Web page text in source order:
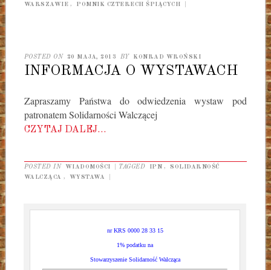
WARSZAWIE , POMNIK CZTERECH ŚPIĄCYCH
POSTED ON 20 MAJA, 2013 BY KONRAD WROŃSKI
INFORMACJA O WYSTAWACH
Zapraszamy Państwa do odwiedzenia wystaw pod
patronatem Solidarności Walczącej
CZYTAJ DALEJ…
POSTED IN WIADOMOŚCI TAGGED IPN ,
SOLIDARNOŚĆ
WALCZĄCA , WYSTAWA
nr KRS 0000 28 33 15
1% podatku na
Stowarzyszenie Solidarność Walcząca